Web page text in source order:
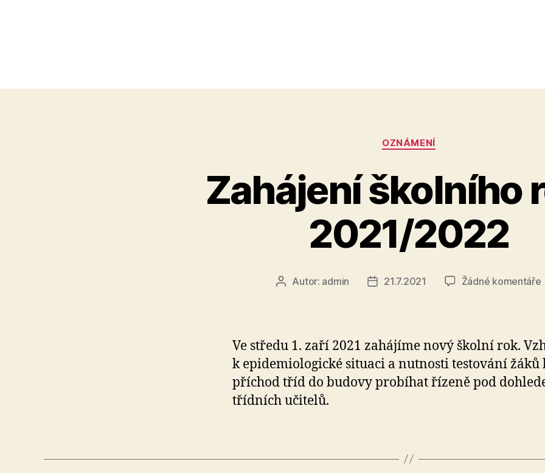
Obchodní
Kutnohorská
Rubriky
OZNÁMENÍ
Zahájení školního
2021/2022
AutorAutor: admin
Datum
21.7.2021 Žádné komentářeu
Ve středu 1. zaří 2021 zahájíme nový školní rok.
k epidemiologické situaci a nutnosti testování žáků
příchod tříd do budovy probíhat řízeně pod
třídních učitelů.